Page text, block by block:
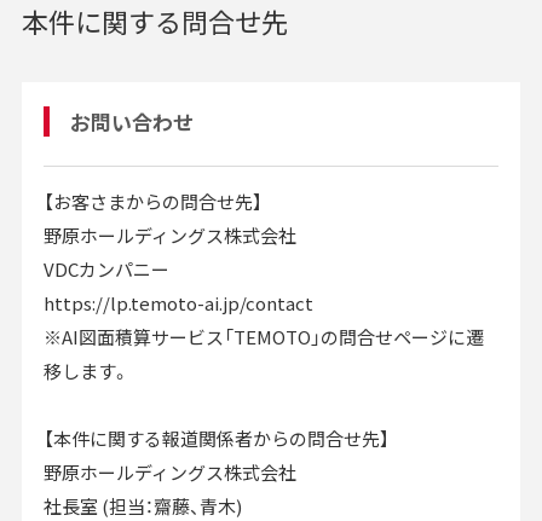
本件に関する問合せ先
お問い合わせ
【お客さまからの問合せ先】
野原ホールディングス株式会社
VDCカンパニー
https://lp.temoto-ai.jp/contact
※AI図面積算サービス「TEMOTO」の問合せページに遷
移します。
【本件に関する報道関係者からの問合せ先】
野原ホールディングス株式会社
社長室 (担当：齋藤、青木)